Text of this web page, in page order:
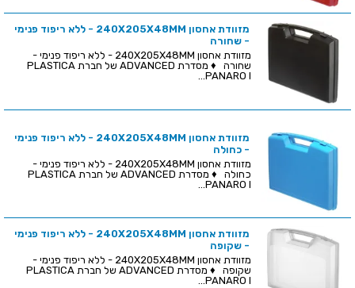
מזוודת אחסון 240X205X48MM - ללא ריפוד פנימי
- שחורה
מזוודת אחסון 240X205X48MM - ללא ריפוד פנימי -
שחורה ♦ מסדרת ADVANCED של חברת PLASTICA
PANARO I...
מזוודת אחסון 240X205X48MM - ללא ריפוד פנימי
- כחולה
מזוודת אחסון 240X205X48MM - ללא ריפוד פנימי -
כחולה ♦ מסדרת ADVANCED של חברת PLASTICA
PANARO I...
מזוודת אחסון 240X205X48MM - ללא ריפוד פנימי
- שקופה
מזוודת אחסון 240X205X48MM - ללא ריפוד פנימי -
שקופה ♦ מסדרת ADVANCED של חברת PLASTICA
PANARO I...